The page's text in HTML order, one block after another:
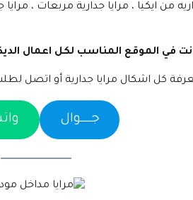
من ايكيا ، مرايا جدارية مربعات ،
في الموقع المناسب لكل اعمال
كل اشكال مرايا جدارية أو اتصل
جـــــوال